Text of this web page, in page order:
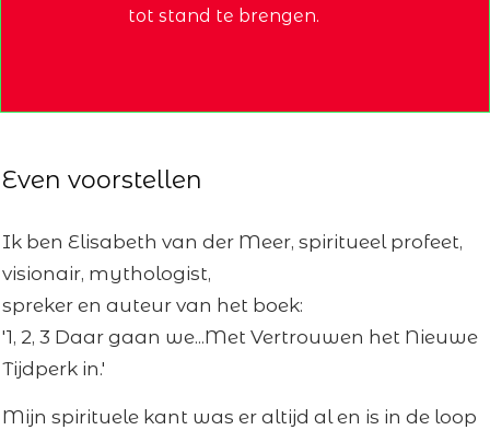
tot stand te brengen.
Even voorstellen
Ik ben Elisabeth van der Meer, spiritueel profeet,
visionair, mythologist,
spreker en auteur van het boek:
'1, 2, 3 Daar gaan we...Met Vertrouwen het Nieuwe
Tijdperk in.'
Mijn spirituele kant was er altijd al en is in de loop